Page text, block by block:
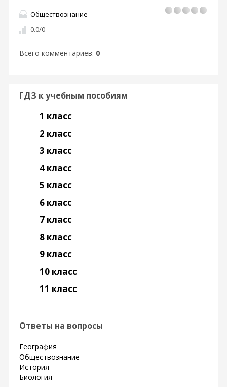
Обществознание
0.0/0
Всего комментариев: 0
ГДЗ к учебным пособиям
1 класс
2 класс
3 класс
4 класс
5 класс
6 класс
7 класс
8 класс
9 класс
10 класс
11 класс
Ответы на вопросы
География
Обществознание
История
Биология